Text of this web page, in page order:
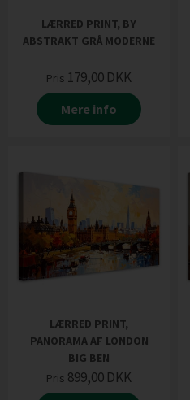
LÆRRED PRINT, BY
ABSTRAKT GRÅ MODERNE
Pris 179,00 DKK
Mere info
LÆRRED PRINT,
PANORAMA AF LONDON
BIG BEN
Pris 899,00 DKK